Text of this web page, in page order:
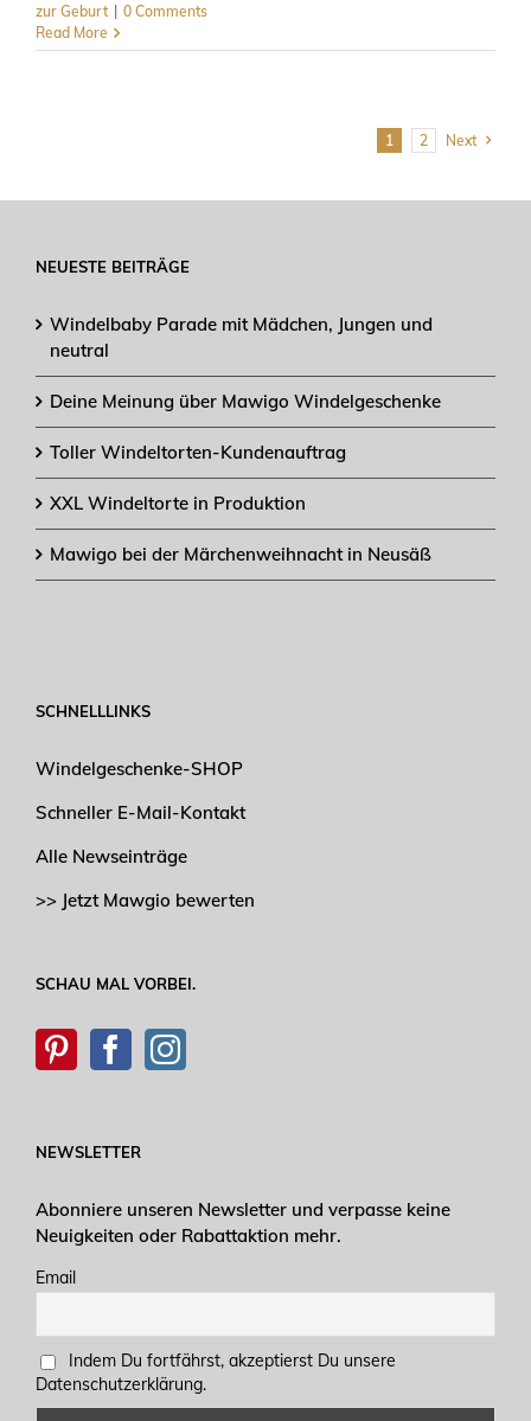
zur Geburt | 0 Comments
Read More
1 2 Next
NEUESTE BEITRÄGE
Windelbaby Parade mit Mädchen, Jungen und
neutral
Deine Meinung über Mawigo Windelgeschenke
Toller Windeltorten-Kundenauftrag
XXL Windeltorte in Produktion
Mawigo bei der Märchenweihnacht in Neusäß
SCHNELLLINKS
Windelgeschenke-SHOP
Schneller E-Mail-Kontakt
Alle Newseinträge
>> Jetzt Mawgio bewerten
SCHAU MAL VORBEI.
NEWSLETTER
Abonniere unseren Newsletter und verpasse keine
Neuigkeiten oder Rabattaktion mehr.
Email
Indem Du fortfährst, akzeptierst Du unsere
Datenschutzerklärung.